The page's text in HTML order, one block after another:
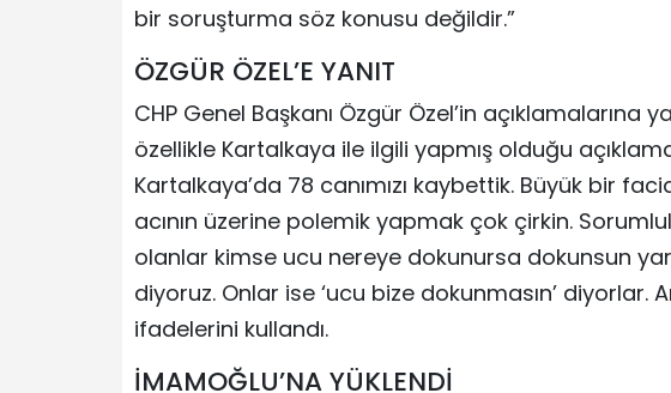
bir soruşturma söz konusu değildir.”
ÖZGÜR ÖZEL’E YANIT
CHP Genel Başkanı Özgür Özel’in açıklamalarına
özellikle Kartalkaya ile ilgili yapmış olduğu
Kartalkaya’da 78 canımızı kaybettik. Büyük bir
acının üzerine polemik yapmak çok çirkin.
olanlar kimse ucu nereye dokunursa dokunsun
diyoruz. Onlar ise ‘ucu bize dokunmasın’ diyorlar.
ifadelerini kullandı.
İMAMOĞLU’NA YÜKLENDİ